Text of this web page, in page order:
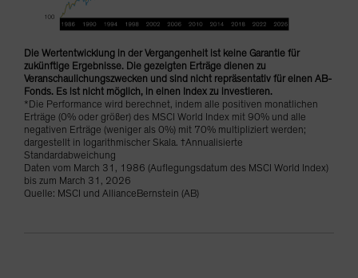
Die Wertentwicklung in der Vergangenheit ist keine Garantie für
zukünftige Ergebnisse. Die gezeigten Erträge dienen zu
Veranschaulichungszwecken und sind nicht repräsentativ für einen AB-
Fonds. Es ist nicht möglich, in einen Index zu investieren.
*Die Performance wird berechnet, indem alle positiven monatlichen
Erträge (0% oder größer) des MSCI World Index mit 90% und alle
negativen Erträge (weniger als 0%) mit 70% multipliziert werden;
dargestellt in logarithmischer Skala. †Annualisierte
Standardabweichung
Daten vom March 31, 1986 (Auflegungsdatum des MSCI World Index)
bis zum March 31, 2026
Quelle: MSCI und AllianceBernstein (AB)